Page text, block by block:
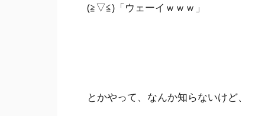
(≧▽≦)「ウェーイｗｗｗ」
とかやって、なんか知らないけど、